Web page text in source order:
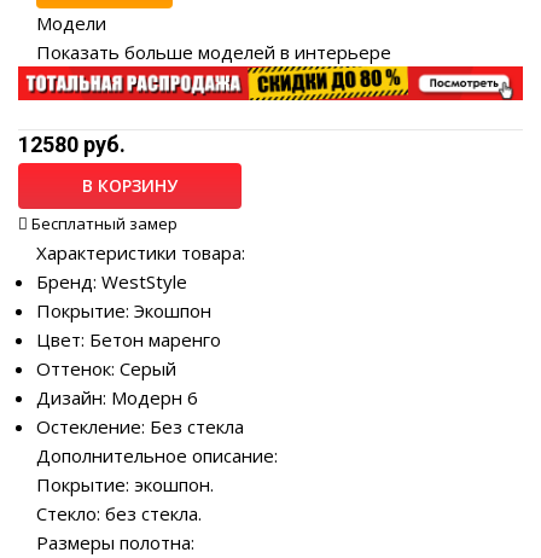
Модели
Показать больше моделей в интерьере
12580 руб.
В КОРЗИНУ
Бесплатный замер
Характеристики товара:
Бренд: WestStyle
Покрытие: Экошпон
Цвет: Бетон маренго
Оттенок: Серый
Дизайн: Модерн 6
Остекление: Без стекла
Дополнительное описание:
Покрытие: экошпон.
Стекло: без стекла.
Размеры полотна: